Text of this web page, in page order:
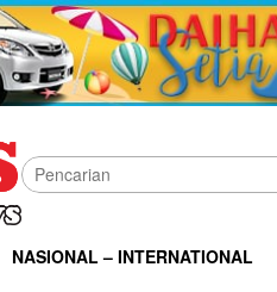
NASIONAL – INTERNATIONAL